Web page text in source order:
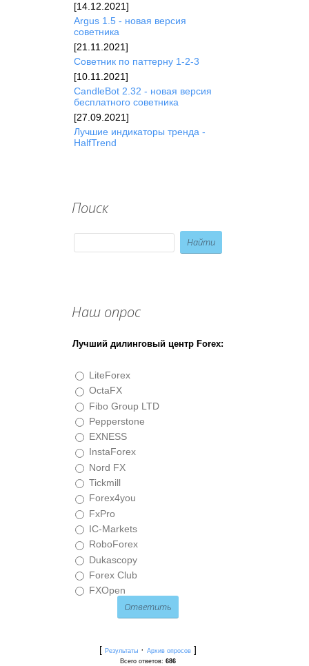
[14.12.2021]
Argus 1.5 - новая версия
советника
[21.11.2021]
Советник по паттерну 1-2-3
[10.11.2021]
CandleBot 2.32 - новая версия
бесплатного советника
[27.09.2021]
Лучшие индикаторы тренда -
HalfTrend
Поиск
Наш опрос
Лучший дилинговый центр Forex:
LiteForex
OctaFX
Fibo Group LTD
Pepperstone
EXNESS
InstaForex
Nord FX
Tickmill
Forex4you
FxPro
IC-Markets
RoboForex
Dukascopy
Forex Club
FXOpen
[ Результаты· Архив опросов]
Всего ответов: 686